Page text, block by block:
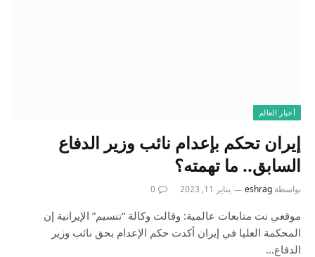
أخبار العالم
إيران تحكم بإعدام نائب وزير الدفاع
السابق.. ما تهمته؟
بواسطة eshrag يناير 11, 2023 0
موقعي نت متابعات عالمية: وقالت وكالة “تنسيم” الإيرانية إن
المحكمة العليا في إيران أكدت حكم الإعدام بحق نائب وزير
الدفاع…